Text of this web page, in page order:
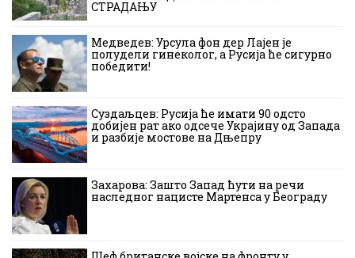
СТРАДАЊУ
Медведев: Урсула фон дер Лајен је
полудели гинеколог, а Русија ће сигурно
победити!
Суздаљцев: Русија ће имати 90 одсто
добијен рат ако одсече Украјину од Запада
и разбије мостове на Дњепру
Захарова: Зашто Запад ћути на речи
наследног нацисте Мартенса у Београду